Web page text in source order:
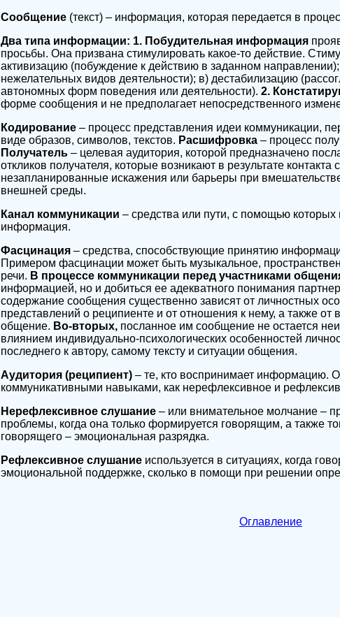
Сообщение (текст) – информация, которая передается в
Два типа информации: 1. Побудительная информация
просьбы. Она призвана стимулировать какое-то действие.
активизацию (побуждение к действию в заданном
нежелательных видов деятельности); в) дестабилизацию
автономных форм поведения или деятельности). 2.
форме сообщения и не предполагает непосредственного
Кодирование – процесс представления идеи коммуникации,
виде образов, символов, текстов. Расшифровка – процесс
Получатель – целевая аудитория, которой предназначено
откликов получателя, которые возникают в результате
незапланированные искажения или барьеры при
внешней среды.
Канал коммуникации – средства или пути, с помощью которых
информация.
Фасцинация – средства, способствующие принятию
Примером фасцинации может быть музыкальное,
речи. В процессе коммуникации перед участниками
информацией, но и добиться ее адекватного понимания
содержание сообщения существенно зависят от личностных
представлений о реципиенте и от отношения к нему, а также от
общение. Во-вторых, посланное им сообщение не остается
влиянием индивидуально-психологических особенностей
последнего к автору, самому тексту и ситуации общения.
Аудитория (реципиент) – те, кто воспринимает информацию.
коммуникативными навыками, как нерефлексивное и
Нерефлексивное слушание – или внимательное молчание –
проблемы, когда она только формируется говорящим, а также
говорящего – эмоциональная разрядка.
Рефлексивное слушание используется в ситуациях, когда
эмоциональной поддержке, сколько в помощи при решении
Оглавление